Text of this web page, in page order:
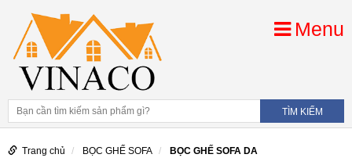
Menu
Trang chủ BỌC GHẾ SOFA BỌC GHẾ SOFA DA